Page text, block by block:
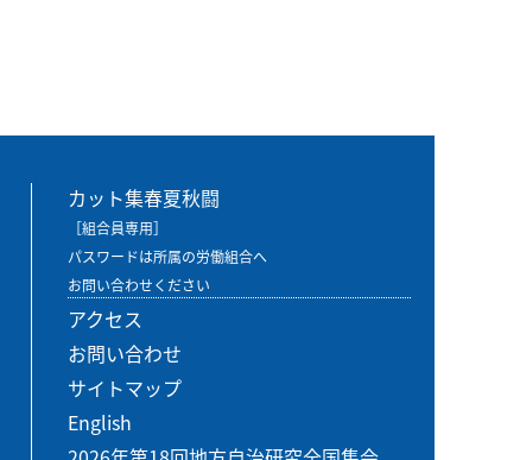
カット集春夏秋闘
［組合員専用］
パスワードは所属の労働組合へ
お問い合わせください
アクセス
お問い合わせ
サイトマップ
English